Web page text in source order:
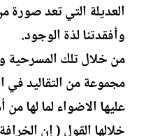
العديلة التي تعد صورة
وأفقدتنا لذة الوجود.
من خلال تلك المسرحية
مجموعة من التقاليد
عليها الاضواء لما لها